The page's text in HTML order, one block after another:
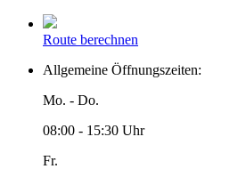
Route berechnen
Allgemeine Öffnungszeiten:
Mo. - Do.
08:00 - 15:30 Uhr
Fr.